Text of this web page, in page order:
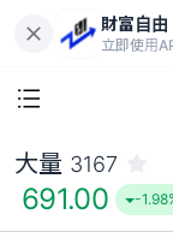
財富自由
立即使用
大量 3167
691.00 -